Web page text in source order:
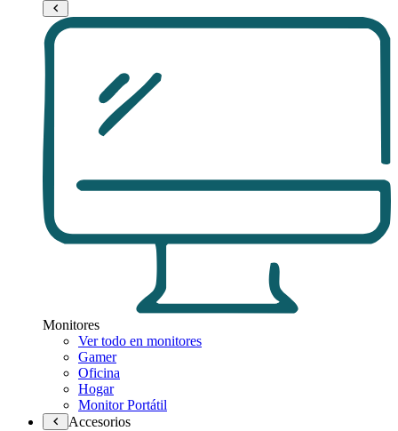
Monitores
Ver todo en monitores
Gamer
Oficina
Hogar
Monitor Portátil
Accesorios